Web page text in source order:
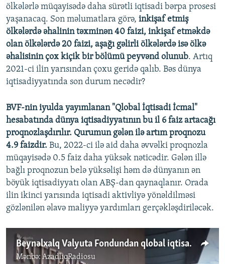
ölkələrlə müqayisədə daha sürətli iqtisadi bərpa prosesi
yaşanacaq. Son məlumatlara görə, inkişaf etmiş
ölkələrdə əhalinin təxminən 40 faizi, inkişaf etməkdə
olan ölkələrdə 20 faizi, aşağı gəlirli ölkələrdə isə ölkə
əhalisinin çox kiçik bir bölümü peyvənd olunub. Artıq
2021-ci ilin yarısından çoxu geridə qalıb. Bəs dünya
iqtisadiyyatında son durum necədir?
BVF-nin iyulda yayımlanan "Qlobal İqtisadi İcmal"
hesabatında dünya iqtisadiyyatının bu il 6 faiz artacağı
proqnozlaşdırılır. Qurumun gələn ilə artım proqnozu
4.9 faizdir. Bu, 2022-ci ilə aid daha əvvəlki proqnozla
müqayisədə 0.5 faiz daha yüksək nəticədir. Gələn illə
bağlı proqnozun belə yüksəlişi həm də dünyanın ən
böyük iqtisadiyyatı olan ABŞ-dan qaynaqlanır. Orada
ilin ikinci yarısında iqtisadi aktivliyə yönəldilməsi
gözlənilən əlavə maliyyə yardımları gerçəkləşdiriləcək.
Beynəlxalq Valyuta Fondundan qlobal iqtisadiyyatla bağlı xoş proqnoz
Mənbə:AzadlıqRadiosu